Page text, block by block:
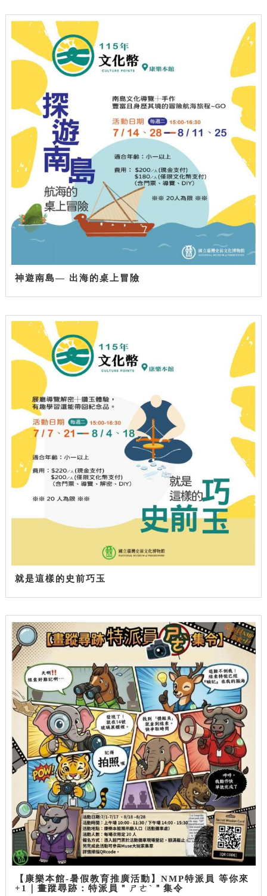
神遊南島— 出海的桌上冒險
就是這樣的史前巧玉
【康樂本館-暑假教育推廣活動】NMP特派員 等你來
+1｜畫蹤尋跡：特派員＂ㄕㄜˋ＂集令